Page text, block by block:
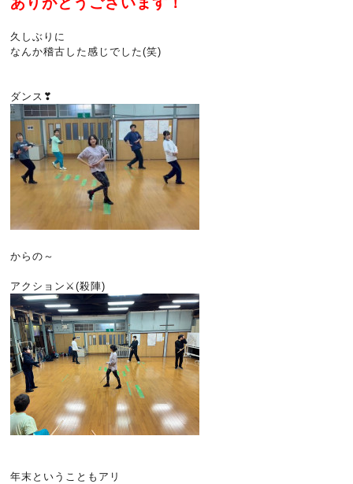
久しぶりに
なんか稽古した感じでした(笑)
ダンス❣
からの～
アクション⚔️(殺陣)
年末ということもアリ